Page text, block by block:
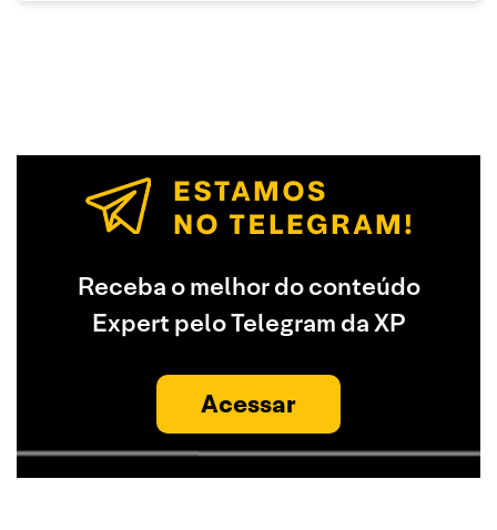
Receba o melhor do conteúdo
Expert pelo Telegram da XP
Acessar